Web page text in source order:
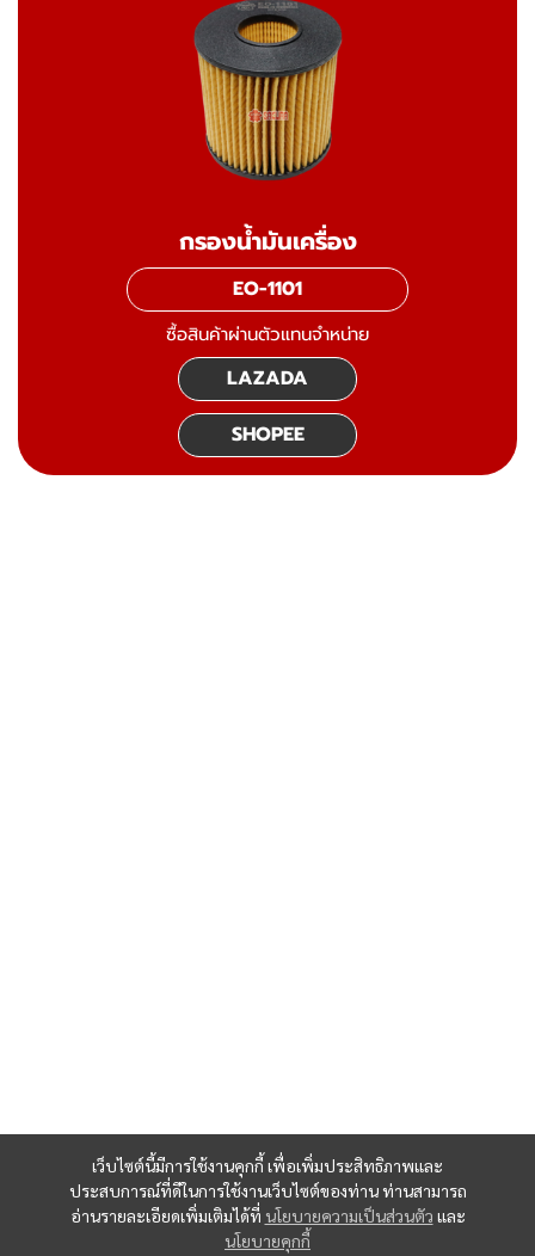
กรองน้ำมันเครื่อง
EO-1101
ซื้อสินค้าผ่านตัวแทนจำหน่าย
LAZADA
SHOPEE
เว็บไซต์นี้มีการใช้งานคุกกี้ เพื่อเพิ่มประสิทธิภาพและ
ประสบการณ์ที่ดีในการใช้งานเว็บไซต์ของท่าน ท่านสามารถ
อ่านรายละเอียดเพิ่มเติมได้ที่ นโยบายความเป็นส่วนตัว และ
นโยบายคุกกี้